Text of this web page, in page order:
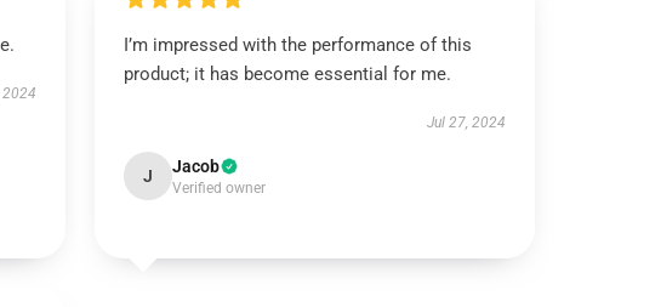
2024
I’m impressed with the performance of this
product; it has become essential for me.
Jul 27, 2024
J Jacob
Verified owner